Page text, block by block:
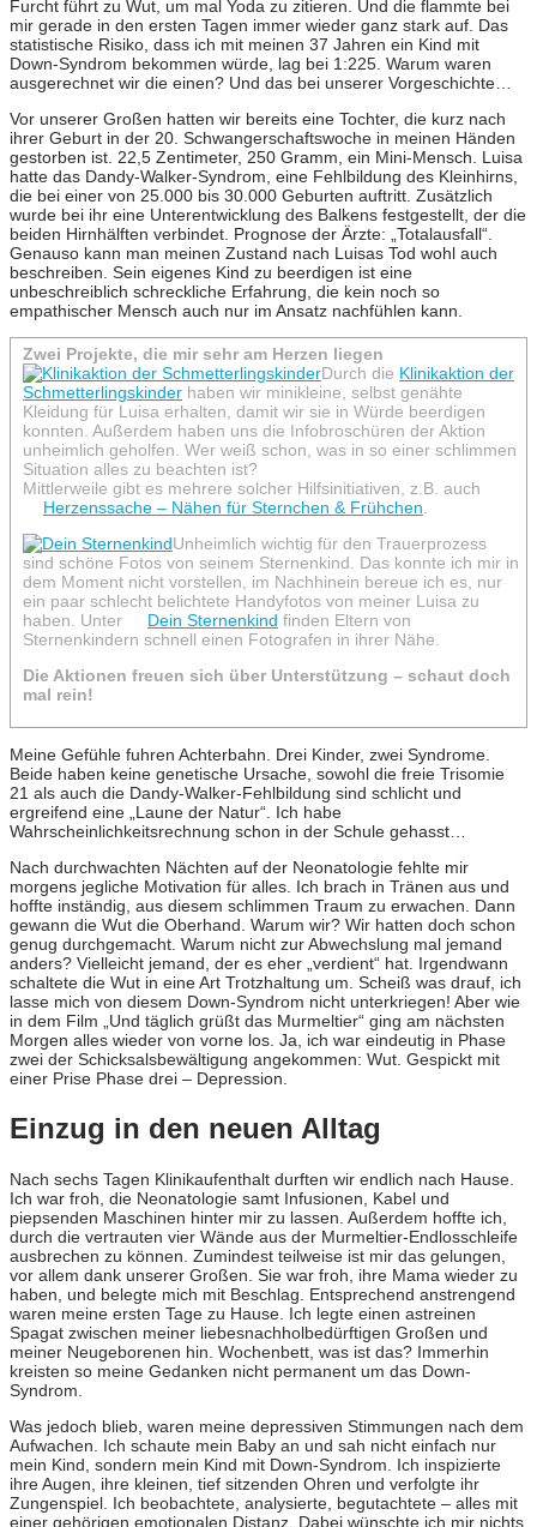
Furcht führt zu Wut, um mal Yoda zu zitieren. Und die flammte bei
mir gerade in den ersten Tagen immer wieder ganz stark auf. Das
statistische Risiko, dass ich mit meinen 37 Jahren ein Kind mit
Down-Syndrom bekommen würde, lag bei 1:225. Warum waren
ausgerechnet wir die einen? Und das bei unserer Vorgeschichte…
Vor unserer Großen hatten wir bereits eine Tochter, die kurz nach
ihrer Geburt in der 20. Schwangerschaftswoche in meinen Händen
gestorben ist. 22,5 Zentimeter, 250 Gramm, ein Mini-Mensch. Luisa
hatte das Dandy-Walker-Syndrom, eine Fehlbildung des Kleinhirns,
die bei einer von 25.000 bis 30.000 Geburten auftritt. Zusätzlich
wurde bei ihr eine Unterentwicklung des Balkens festgestellt, der die
beiden Hirnhälften verbindet. Prognose der Ärzte: „Totalausfall“.
Genauso kann man meinen Zustand nach Luisas Tod wohl auch
beschreiben. Sein eigenes Kind zu beerdigen ist eine
unbeschreiblich schreckliche Erfahrung, die kein noch so
empathischer Mensch auch nur im Ansatz nachfühlen kann.
Zwei Projekte, die mir sehr am Herzen liegen
Durch die Klinikaktion der
Schmetterlingskinder haben wir minikleine, selbst genähte
Kleidung für Luisa erhalten, damit wir sie in Würde beerdigen
konnten. Außerdem haben uns die Infobroschüren der Aktion
unheimlich geholfen. Wer weiß schon, was in so einer schlimmen
Situation alles zu beachten ist?
Mittlerweile gibt es mehrere solcher Hilfsinitiativen, z.B. auch
Herzenssache – Nähen für Sternchen & Frühchen
Unheimlich wichtig für den Trauerprozess
sind schöne Fotos von seinem Sternenkind. Das konnte ich mir in
dem Moment nicht vorstellen, im Nachhinein bereue ich es, nur
ein paar schlecht belichtete Handyfotos von meiner Luisa zu
haben. Unter
Dein Sternenkind finden Eltern von
Sternenkindern schnell einen Fotografen in ihrer Nähe.
Die Aktionen freuen sich über Unterstützung – schaut doch
mal rein!
Meine Gefühle fuhren Achterbahn. Drei Kinder, zwei Syndrome.
Beide haben keine genetische Ursache, sowohl die freie Trisomie
21 als auch die Dandy-Walker-Fehlbildung sind schlicht und
ergreifend eine „Laune der Natur“. Ich habe
Wahrscheinlichkeitsrechnung schon in der Schule gehasst…
Nach durchwachten Nächten auf der Neonatologie fehlte mir
morgens jegliche Motivation für alles. Ich brach in Tränen aus und
hoffte inständig, aus diesem schlimmen Traum zu erwachen. Dann
gewann die Wut die Oberhand. Warum wir? Wir hatten doch schon
genug durchgemacht. Warum nicht zur Abwechslung mal jemand
anders? Vielleicht jemand, der es eher „verdient“ hat. Irgendwann
schaltete die Wut in eine Art Trotzhaltung um. Scheiß was drauf, ich
lasse mich von diesem Down-Syndrom nicht unterkriegen! Aber wie
in dem Film „Und täglich grüßt das Murmeltier“ ging am nächsten
Morgen alles wieder von vorne los. Ja, ich war eindeutig in Phase
zwei der Schicksalsbewältigung angekommen: Wut. Gespickt mit
einer Prise Phase drei – Depression.
Einzug in den neuen Alltag
Nach sechs Tagen Klinikaufenthalt durften wir endlich nach Hause.
Ich war froh, die Neonatologie samt Infusionen, Kabel und
piepsenden Maschinen hinter mir zu lassen. Außerdem hoffte ich,
durch die vertrauten vier Wände aus der Murmeltier-Endlosschleife
ausbrechen zu können. Zumindest teilweise ist mir das gelungen,
vor allem dank unserer Großen. Sie war froh, ihre Mama wieder zu
haben, und belegte mich mit Beschlag. Entsprechend anstrengend
waren meine ersten Tage zu Hause. Ich legte einen astreinen
Spagat zwischen meiner liebesnachholbedürftigen Großen und
meiner Neugeborenen hin. Wochenbett, was ist das? Immerhin
kreisten so meine Gedanken nicht permanent um das Down-
Syndrom.
Was jedoch blieb, waren meine depressiven Stimmungen nach dem
Aufwachen. Ich schaute mein Baby an und sah nicht einfach nur
mein Kind, sondern mein Kind mit Down-Syndrom. Ich inspizierte
ihre Augen, ihre kleinen, tief sitzenden Ohren und verfolgte ihr
Zungenspiel. Ich beobachtete, analysierte, begutachtete – alles mit
einer gehörigen emotionalen Distanz. Dabei wünschte ich mir nichts